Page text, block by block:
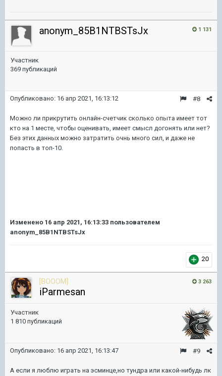
1 131
anonym_85B1NTBSTsJx
Участник
369 публикаций
#8
Опубликовано: 16 апр 2021, 16:13:12
Можно ли прикрутить онлайн-счетчик сколько опыта имеет тот
кто на 1 месте, чтобы оценивать, имеет смысл догонять или нет?
Без этих данных можно затратить очнь много сил, и даже не
попасть в топ-10.
Изменено 16 апр 2021, 16:13:33 пользователем
anonym_85B1NTBSTsJx
20
3 263
[BOOOM]
iParmesan
Участник
1 810 публикаций
#9
Опубликовано: 16 апр 2021, 16:13:47
А если я люблю играть на эсминце,но тундра или какой-нибудь лк